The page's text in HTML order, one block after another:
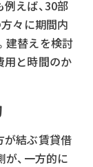
えば、30部
々に期間内
建替えを検討
用と時間のか
が結ぶ賃貸借
が、一方的に